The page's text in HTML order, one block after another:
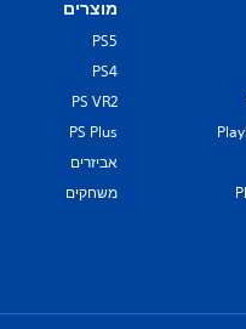
מוצרים
PS5
PS4
PS VR2
PS Plus
אביזרים
משחקים